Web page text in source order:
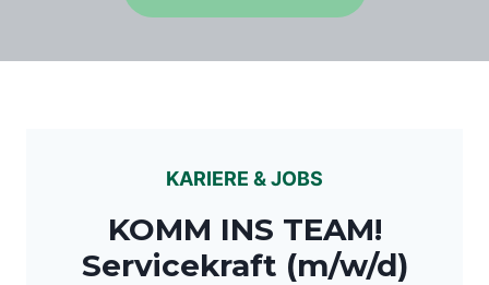
KARIERE & JOBS
KOMM INS TEAM!
Servicekraft (m/w/d)